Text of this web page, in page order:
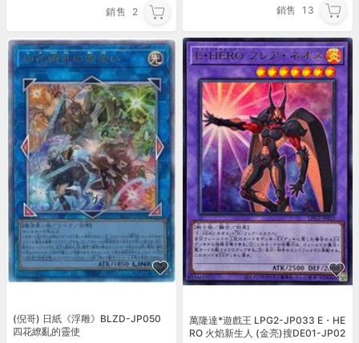
銷售 2 銷售 13
(倪哥) 日紙《浮雕》BLZD-JP050
四花繚亂的靈使
萬隆達*遊戲王 LPG2-JP033 E・HE
RO 火焰新生人 (金亮)搜DE01-JP02